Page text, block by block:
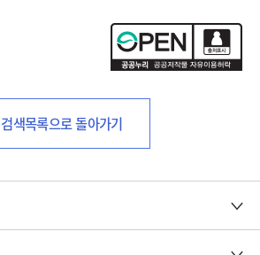
검색목록으로 돌아가기